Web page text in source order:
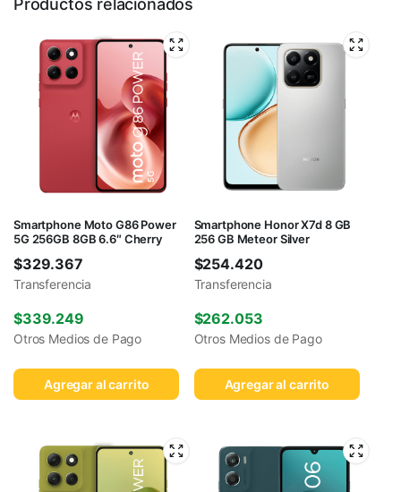
Productos relacionados
Smartphone Moto G86 Power
5G 256GB 8GB 6.6″ Cherry
$329.367
Transferencia
$339.249
Otros Medios de Pago
Agregar al carrito
Smartphone Honor X7d 8 GB
256 GB Meteor Silver
$254.420
Transferencia
$262.053
Otros Medios de Pago
Agregar al carrito